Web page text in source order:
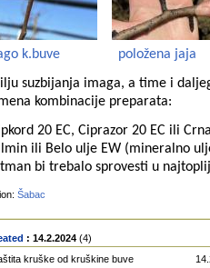
k.buve
položena jaja
suzbijanja imaga, a time i
kombinacije preparata:
20 EC, Ciprazor 20 EC ili
ili Belo ulje EW (mineralno
bi trebalo sprovesti u
Šabac
: 14.2.2024 ‎(4)
kruške od kruškine buve